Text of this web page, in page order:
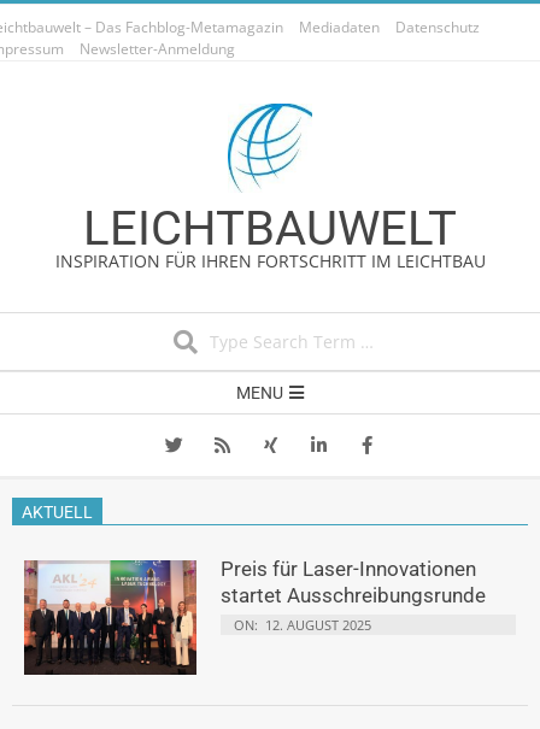
Skip
to
– Das Fachblog-Metamagazin Mediadaten
Datenschutz
Newsletter-Anmeldung
LEICHTBAUWELT
INSPIRATION FÜR IHREN FORTSCHRITT IM LEICHTBAU
Navigation
MENU
AKTUELL
Preis für Laser-Innovationen
startet Ausschreibungsrunde
ON: 12. AUGUST 2025